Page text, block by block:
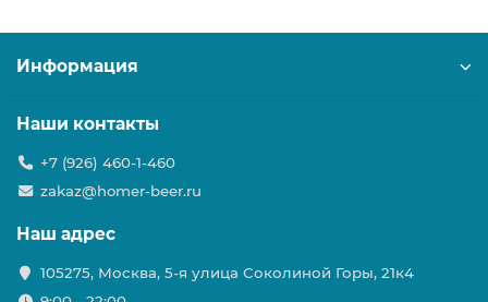
Информация
Наши контакты
+7 (926) 460-1-460
zakaz@homer-beer.ru
Наш адрес
105275, Москва, 5-я улица Соколиной Горы, 21к4